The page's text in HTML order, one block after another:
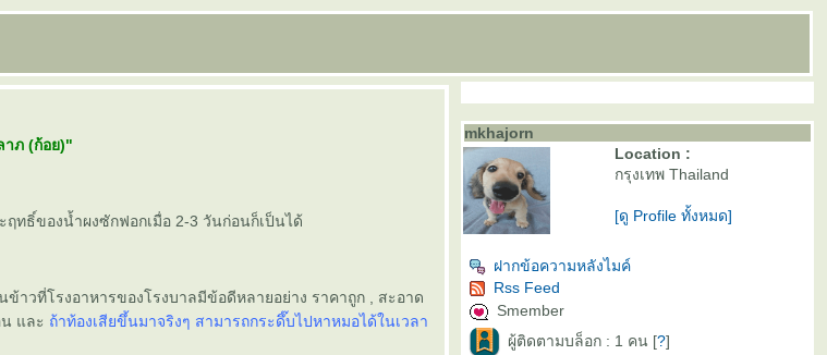
าภ (ก้อย)"
ทธิ์ของน้ำผงซักฟอกเมื่อ 2-3 วันก่อนก็เป็นได้
าวที่โรงอาหารของโรงบาลมีข้อดีหลายอย่าง ราคาถูก , สะอาด
และ ถ้าท้องเสียขึ้นมาจริงๆ สามารถกระดึ๊บไปหาหมอได้ในเวลา
mkhajorn
Location :
กรุงเทพ Thailand
[ดู Profile ทั้งหมด]
ฝากข้อความหลังไมค์
Rss Feed
Smember
ผู้ติดตามบล็อก : 1 คน [?]